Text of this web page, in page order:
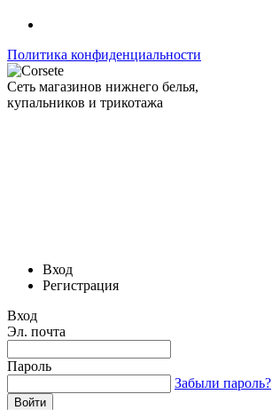
Политика конфиденциальности
Сеть магазинов нижнего белья,
купальников и трикотажа
Вход
Регистрация
Вход
Эл. почта
Пароль
Забыли пароль?